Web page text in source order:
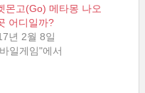
몬고(Go) 메타몽 나오
어디일까?
년 2월 8일
일게임"에서